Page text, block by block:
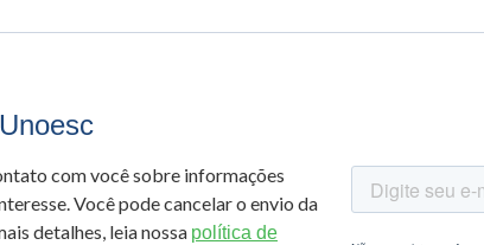
com você sobre informações
Você pode cancelar o envio da
detalhes, leia nossa política de